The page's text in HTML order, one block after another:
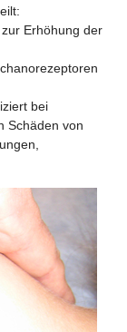
Erhöhung der
bei
Schäden von